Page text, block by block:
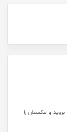
بروید و عکستان را